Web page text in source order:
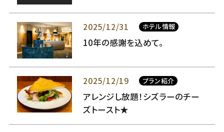
2025/12/31 ホテル情報
10年の感謝を込めて。
2025/12/19 プラン紹介
アレンジし放題！シズラーのチー
ズトースト★